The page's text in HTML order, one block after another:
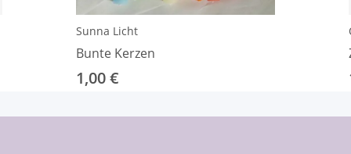
Sunna Licht
Bunte Kerzen
1,00 €